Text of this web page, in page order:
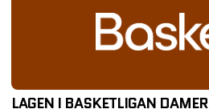
LAGEN I BASKETLIGAN DAMER